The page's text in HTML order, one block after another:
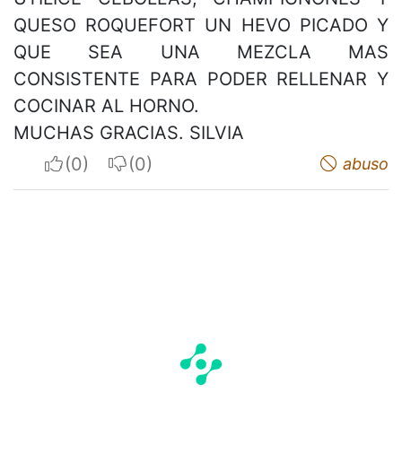
QUESO ROQUEFORT UN HEVO PICADO Y
QUE SEA UNA MEZCLA MAS
CONSISTENTE PARA PODER RELLENAR Y
COCINAR AL HORNO.
MUCHAS GRACIAS. SILVIA
I apreciateI do not appreciate abuso